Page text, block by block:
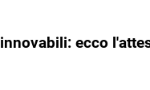
ecco